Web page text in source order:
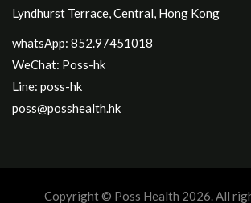
Lyndhurst Terrace, Central, Hong Kong
whatsApp: 852.97451018
WeChat: Poss-hk
Line: poss-hk
poss@posshealth.hk
Copyright © Poss Health 2026. All